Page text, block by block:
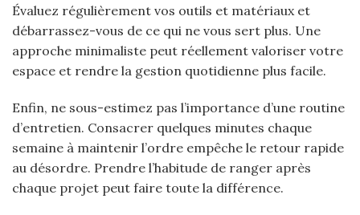
Évaluez régulièrement vos outils et matériaux et
débarrassez-vous de ce qui ne vous sert plus. Une
approche minimaliste peut réellement valoriser votre
espace et rendre la gestion quotidienne plus facile.
Enfin, ne sous-estimez pas l’importance d’une routine
d’entretien. Consacrer quelques minutes chaque
semaine à maintenir l’ordre empêche le retour rapide
au désordre. Prendre l’habitude de ranger après
chaque projet peut faire toute la différence.